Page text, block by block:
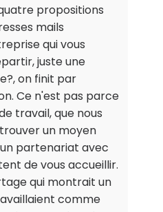
propositions
mails
qui vous
juste une
on finit par
Ce n'est pas parce
travail, que nous
un moyen
partenariat avec
de vous accueillir.
qui montrait un
comme